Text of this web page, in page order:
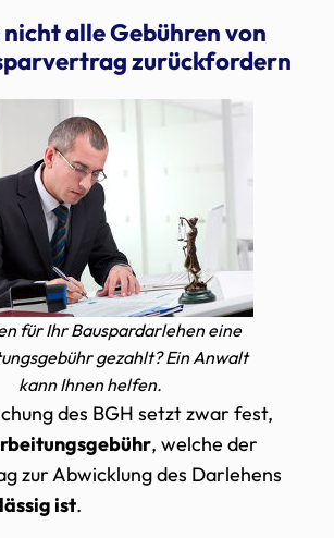
alle Gebühren von
zurückfordern
für Ihr Bauspardarlehen eine
gezahlt? Ein Anwalt
kann Ihnen helfen.
des BGH setzt zwar fest,
, welche der
zur Abwicklung des Darlehens
ist.